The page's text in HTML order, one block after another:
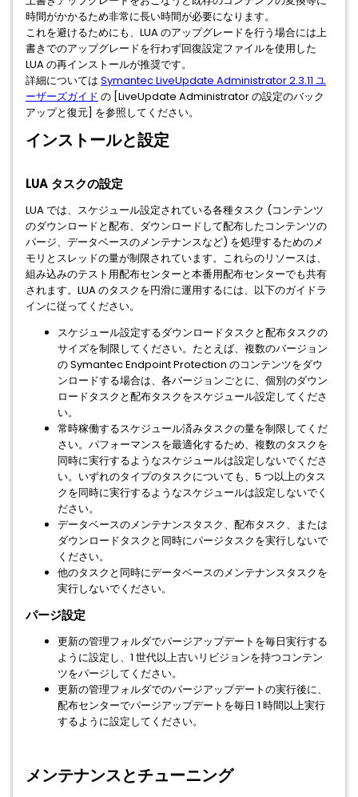
時間がかかるため非常に長い時間が必要になります。
これを避けるためにも、LUA のアップグレードを行う場合には上
書きでのアップグレードを行わず回復設定ファイルを使用した
LUA の再インストールが推奨です。
詳細については Symantec LiveUpdate Administrator 2.3.11 ユ
ーザーズガイド の [LiveUpdate Administrator の設定のバック
アップと復元] を参照してください。
インストールと設定
LUA タスクの設定
LUA では、スケジュール設定されている各種タスク (コンテンツ
のダウンロードと配布、ダウンロードして配布したコンテンツの
パージ、データベースのメンテナンスなど) を処理するためのメ
モリとスレッドの量が制限されています。これらのリソースは、
組み込みのテスト用配布センターと本番用配布センターでも共有
されます。LUA のタスクを円滑に運用するには、以下のガイドラ
インに従ってください。
スケジュール設定するダウンロードタスクと配布タスクの
サイズを制限してください。たとえば、複数のバージョン
の Symantec Endpoint Protection のコンテンツをダウ
ンロードする場合は、各バージョンごとに、個別のダウン
ロードタスクと配布タスクをスケジュール設定してくださ
い。
常時稼働するスケジュール済みタスクの量を制限してくだ
さい。パフォーマンスを最適化するため、複数のタスクを
同時に実行するようなスケジュールは設定しないでくださ
い。いずれのタイプのタスクについても、5 つ以上のタス
クを同時に実行するようなスケジュールは設定しないでく
ださい。
データベースのメンテナンスタスク、配布タスク、または
ダウンロードタスクと同時にパージタスクを実行しないで
ください。
他のタスクと同時にデータベースのメンテナンスタスクを
実行しないでください。
パージ設定
更新の管理フォルダでパージアップデートを毎日実行する
ように設定し、1 世代以上古いリビジョンを持つコンテン
ツをパージしてください。
更新の管理フォルダでのパージアップデートの実行後に、
配布センターでパージアップデートを毎日 1 時間以上実行
するように設定してください。
メンテナンスとチューニング